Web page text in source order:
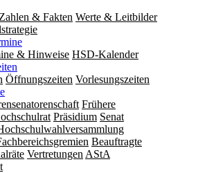
Zahlen & Fakten Werte & Leitbilder
& Hinweise HSD-Kalender
Öffnungszeiten Vorlesungszeiten
Frühere
Präsidium Senat
Beauftragte
Vertretungen AStA